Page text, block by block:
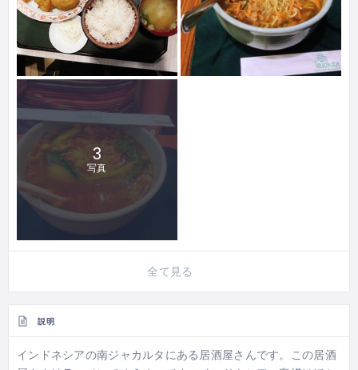
3
写真
全て見る
説明
インドネシアの南ジャカルタにある居酒屋さんです。この居酒